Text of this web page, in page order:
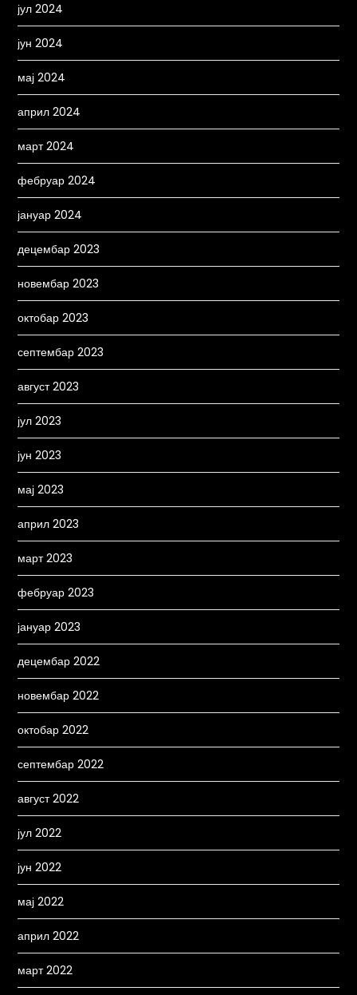
јул 2024
јун 2024
мај 2024
април 2024
март 2024
фебруар 2024
јануар 2024
децембар 2023
новембар 2023
октобар 2023
септембар 2023
август 2023
јул 2023
јун 2023
мај 2023
април 2023
март 2023
фебруар 2023
јануар 2023
децембар 2022
новембар 2022
октобар 2022
септембар 2022
август 2022
јул 2022
јун 2022
мај 2022
април 2022
март 2022